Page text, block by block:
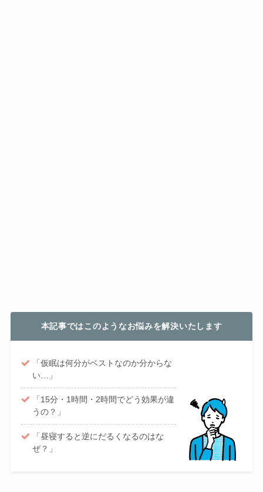
本記事ではこのようなお悩みを解決いたします
「仮眠は何分がベストなのか分からな
い…」
「15分・1時間・2時間でどう効果が違
うの？」
「昼寝すると逆にだるくなるのはな
ぜ？」